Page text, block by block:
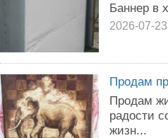
Баннер в
2026-07-23
Продам
Продам
радости
жизн...